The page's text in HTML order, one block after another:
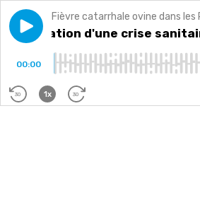
Play episode Présentation d'une crise
d'une crise
00:00
30 1x 30